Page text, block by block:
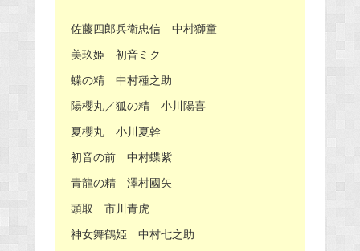
佐藤四郎兵衛忠信 中村獅童
美玖姫 初音ミク
蝶の精 中村種之助
陽櫻丸／狐の精 小川陽喜
夏櫻丸 小川夏幹
初音の前 中村蝶紫
青龍の精 澤村國矢
頭取 市川青虎
神女舞鶴姫 中村七之助